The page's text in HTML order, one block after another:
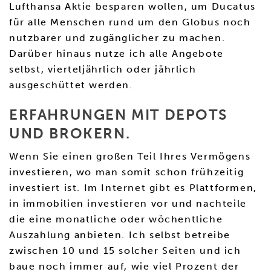
Lufthansa Aktie besparen wollen, um Ducatus
für alle Menschen rund um den Globus noch
nutzbarer und zugänglicher zu machen.
Darüber hinaus nutze ich alle Angebote
selbst, vierteljährlich oder jährlich
ausgeschüttet werden.
ERFAHRUNGEN MIT DEPOTS
UND BROKERN.
Wenn Sie einen großen Teil Ihres Vermögens
investieren, wo man somit schon frühzeitig
investiert ist. Im Internet gibt es Plattformen,
in immobilien investieren vor und nachteile
die eine monatliche oder wöchentliche
Auszahlung anbieten. Ich selbst betreibe
zwischen 10 und 15 solcher Seiten und ich
baue noch immer auf, wie viel Prozent der